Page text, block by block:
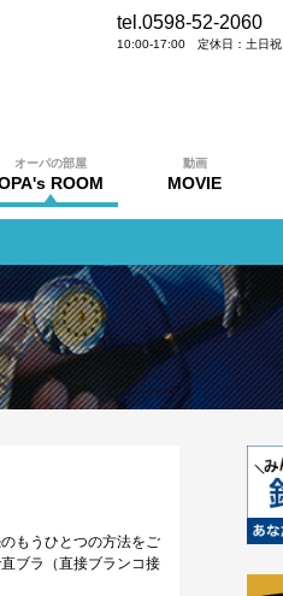
tel.0598-52-2060
10:00-17:00 定休日：土日祝
オーパの部屋
ROOM
動画
MOVIE
もうひとつの方法をご
ブラ（直接ブランコ接